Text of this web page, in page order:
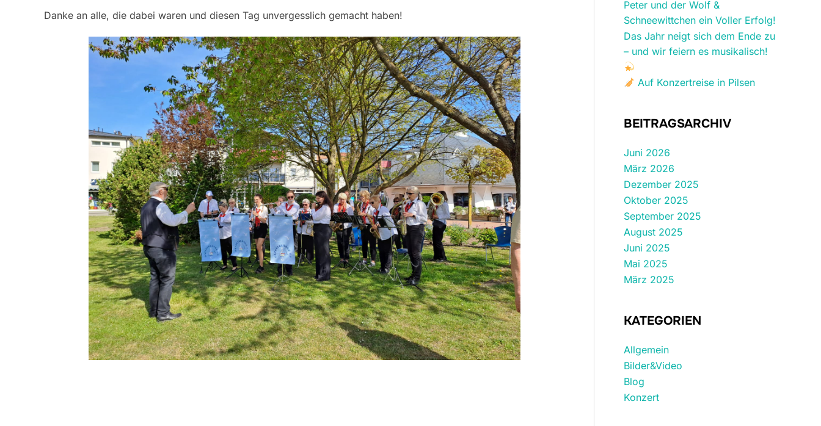
Danke an alle, die dabei waren und diesen Tag unvergesslich gemacht haben!
Peter und der Wolf &
Schneewittchen ein Voller Erfolg!
Das Jahr neigt sich dem Ende zu
– und wir feiern es musikalisch!
Auf Konzertreise in Pilsen
BEITRAGSARCHIV
Juni 2026
März 2026
Dezember 2025
Oktober 2025
September 2025
August 2025
Juni 2025
Mai 2025
März 2025
KATEGORIEN
Allgemein
Bilder&Video
Blog
Konzert